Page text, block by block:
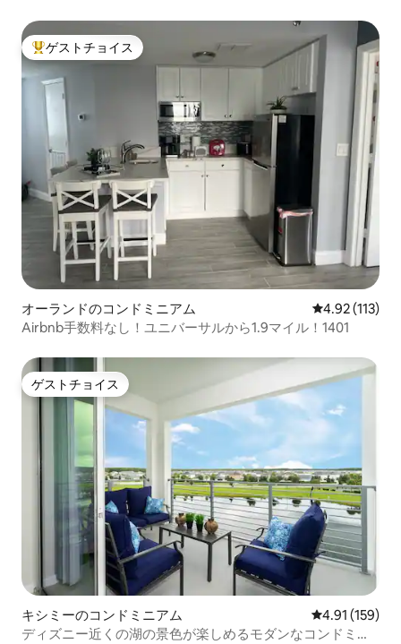
大好評のゲストチョイスです。
ゲストチョイス
オーランドのコンドミニアム レビュー113
4.92 (113)
Airbnb手数料なし！ユニバーサルから1.9マイル！1401
ゲストチョイス
ゲストチョイス
キシミーのコンドミニアム レビュー159
4.91 (159)
ディズニー近くの湖の景色が楽しめるモダンなコンドミニ